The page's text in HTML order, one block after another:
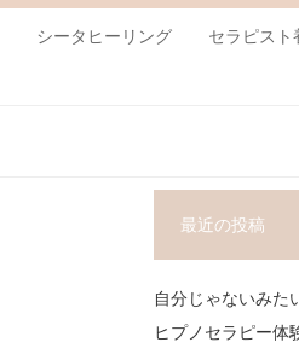
シータヒーリング セラピスト
最近の投稿
自分じゃないみた
ヒプノセラピー体